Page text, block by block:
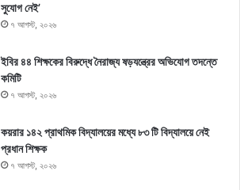
সুযোগ নেই’
৭ আগস্ট, ২০২৬
ইবির ৪৪ শিক্ষকের বিরুদ্ধে নৈরাজ্য ষড়যন্ত্রের অভিযোগ তদন্তে
কমিটি
৭ আগস্ট, ২০২৬
কয়রার ১৪২ প্রাথমিক বিদ্যালয়ের মধ্যে ৮৩ টি বিদ্যালয়ে নেই
প্রধান শিক্ষক
৭ আগস্ট, ২০২৬